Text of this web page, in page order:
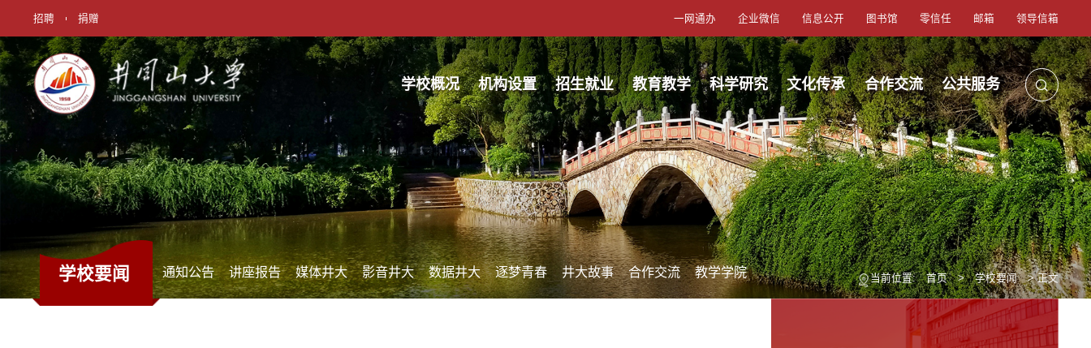
招聘 捐赠 一网通办 企业微信 信息公开 图书馆 零信任 邮箱 领导信箱
学校概况 机构设置 招生就业 教育教学 科学研究 文化传承 合作交流 公共服务
学校要闻 通知公告 讲座报告 媒体井大 影音井大 数据井大 逐梦青春 井大故事 合作交流 教学学院 当前位置: 首页 > 学校要闻 > 正文